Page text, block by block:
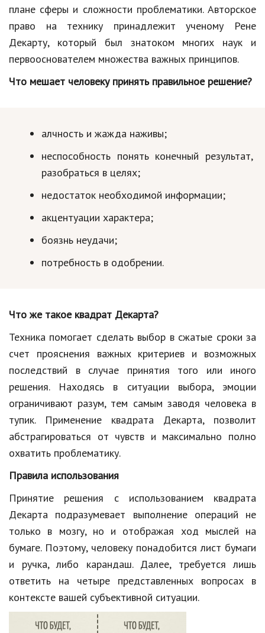
Hi-Tech. Интернет
Авто, мото
Дом и сад
Недвижимость
Психология и отношения
Творчество и рукоделие
Разное
Работа и бизнес
Животные
Еда и напитки
Праздники и подарки
Домашние животные
Семья и дети
Путешествия
Строительство
Культура и общество
Мода и стиль
Хобби и развлечения
Финансы
Юриспруденция
Природа
Образование
Наука и технологии
плане сферы и сложности проблематики. Авторское
право на технику принадлежит ученому Рене
Декарту, который был знатоком многих наук и
первооснователем множества важных принципов.
Что мешает человеку принять правильное решение?
алчность и жажда наживы;
неспособность понять конечный результат,
разобраться в целях;
недостаток необходимой информации;
акцентуации характера;
боязнь неудачи;
потребность в одобрении.
Что же такое квадрат Декарта?
Техника помогает сделать выбор в сжатые сроки за
счет прояснения важных критериев и возможных
последствий в случае принятия того или иного
решения. Находясь в ситуации выбора, эмоции
ограничивают разум, тем самым заводя человека в
тупик. Применение квадрата Декарта, позволит
абстрагироваться от чувств и максимально полно
охватить проблематику.
Правила использования
Принятие решения с использованием квадрата
Декарта подразумевает выполнение операций не
только в мозгу, но и отображая ход мыслей на
бумаге. Поэтому, человеку понадобится лист бумаги
и ручка, либо карандаш. Далее, требуется лишь
ответить на четыре представленных вопросах в
контексте вашей субъективной ситуации.